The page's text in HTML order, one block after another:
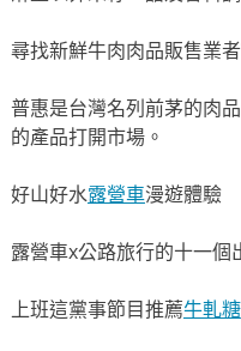
尋找新鮮牛肉肉品販售業
普惠是台灣名列前茅的肉
的產品打開市場。
好山好水露營車漫遊體驗
露營車x公路旅行的十一
上班這黨事節目推薦牛軋糖